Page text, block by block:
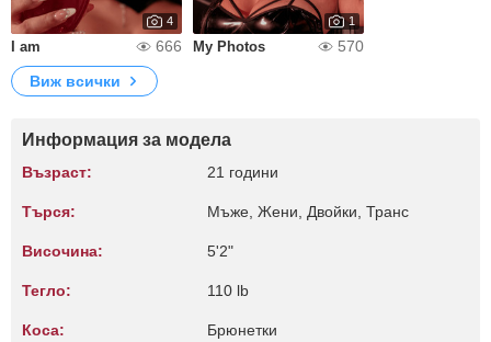
4
I am 666
1
My Photos
570
Виж всички
Информация за модела
Възраст: 21 години
Търся: Мъже, Жени, Двойки, Транс
Височина: 5'2"
Тегло: 110 lb
Коса: Брюнетки